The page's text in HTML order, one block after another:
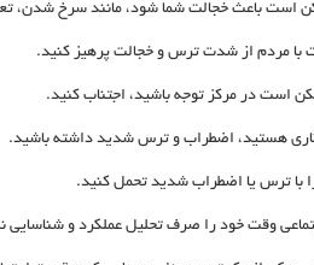
است باعث خجالت شما شود، مانند سرخ شدن،
با مردم از شدت ترس و خجالت پرهیز کنید.
است در مرکز توجه باشید، اجتناب کنید.
کاری هستید، اضطراب و ترس شدید داشته باشید.
با ترس یا اضطراب شدید تحمل کنید.
وقت خود را صرف تحلیل عملکرد و شناسایی